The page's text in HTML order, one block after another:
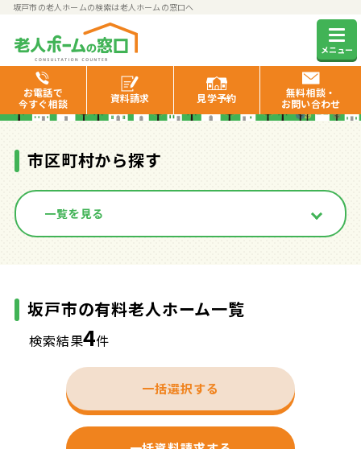
坂戸市の老人ホームの検索は老人ホームの窓口へ
メニュー
お電話で
今すぐ相談
資料請求 見学予約
無料相談・
お問い合わせ
坂戸市の有料老人ホーム一覧
市区町村から探す
一覧を見る
坂戸市の有料老人ホーム一覧
検索結果4件
一括選択する